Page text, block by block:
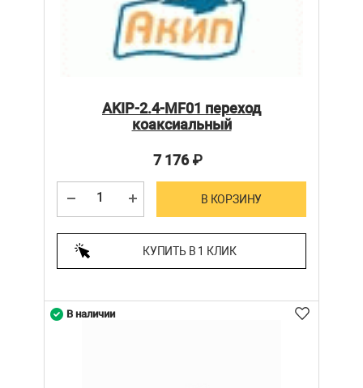
AKIP-2.4-MF01 переход
коаксиальный
7 176₽
В КОРЗИНУ
КУПИТЬ В 1 КЛИК
В наличии